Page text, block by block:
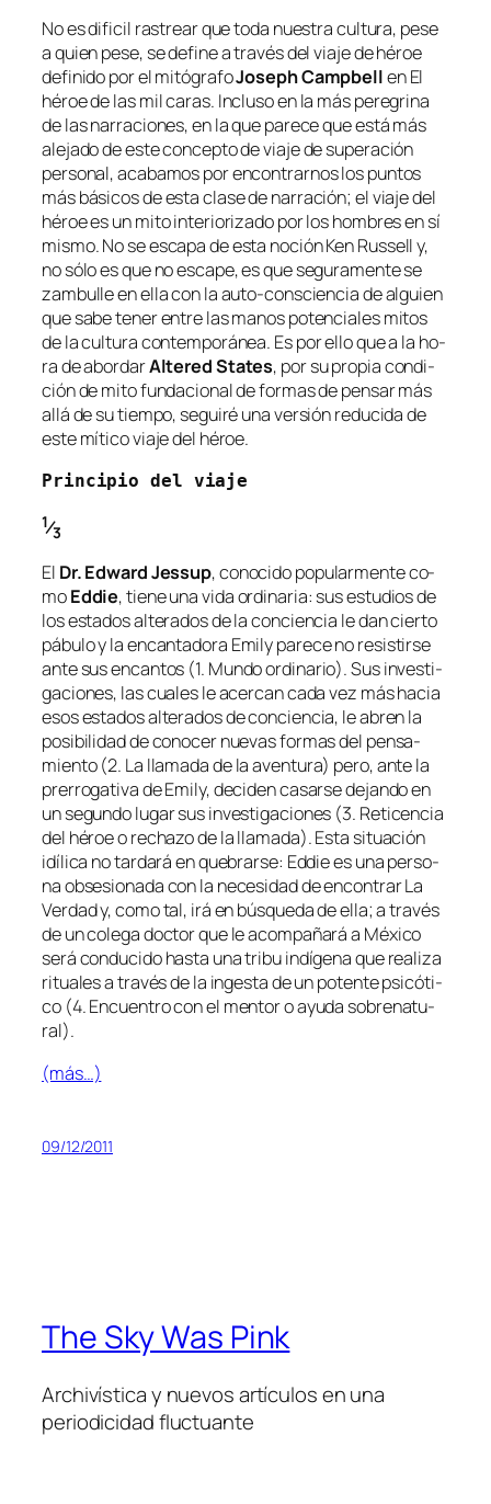
No es di­fi­cil ras­trear que to­da nues­tra cul­tu­ra, pe­se
a quien pe­se, se de­fi­ne a tra­vés del via­je de hé­roe
de­fi­ni­do por el mi­tó­gra­foJoseph CampbellenEl
hé­roe de las mil ca­ras. Incluso en la más pe­re­gri­na
de las na­rra­cio­nes, en la que pa­re­ce que es­tá más
ale­ja­do de es­te con­cep­to de via­je de su­pera­ción
per­so­nal, aca­ba­mos por en­con­trar­nos los pun­tos
más bá­si­cos de es­ta cla­se de na­rra­ción; el via­je del
hé­roe es un mi­to in­te­rio­ri­za­do por los hom­bres en sí
mis­mo. No se es­ca­pa de es­ta no­ción Ken Russell y,
no só­lo es que no es­ca­pe, es que se­gu­ra­men­te se
zam­bu­lle en ella con la auto-consciencia de al­guien
que sa­be te­ner en­tre las ma­nos po­ten­cia­les mi­tos
de la cul­tu­ra con­tem­po­rá­nea. Es por ello que a la ho­
ra de abor­darAltered States, por su pro­pia con­di­
ción de mi­to fun­da­cio­nal de for­mas de pen­sar más
allá de su tiem­po, se­gui­ré una ver­sión re­du­ci­da de
es­te mí­ti­co via­je del héroe.
Principio del viaje
1⁄3
El Dr. Edward Jessup, co­no­ci­do po­pu­lar­men­te co­
moEddie, tie­ne una vi­daor­di­na­ria: sus es­tu­dios de
los es­ta­dos al­te­ra­dos de la con­cien­cia le dan cier­to
pá­bu­lo y la en­can­ta­do­ra Emilypa­re­ce no re­sis­tir­se
an­te sus en­can­tos (1. Mundo or­di­na­rio). Sus in­ves­ti­
ga­cio­nes, las cua­les le acer­can ca­da vez más ha­cia
esos es­ta­dos al­te­ra­dos de con­cien­cia, le abren la
po­si­bi­li­dad de co­no­cer nue­vas for­mas del pen­sa­
mien­to (2. La lla­ma­da de la aven­tu­ra) pe­ro, an­te la
pre­rro­ga­ti­va de Emily, de­ci­den ca­sar­se de­jan­do en
un se­gun­do lu­gar sus in­ves­ti­ga­cio­nes (3. Reticencia
del hé­roe o re­cha­zo de la lla­ma­da). Esta si­tua­ción
idí­li­ca no tar­da­rá en que­brar­se: Eddie es una per­so­
na ob­se­sio­na­da con la ne­ce­si­dad de en­con­trar La
Verdad y, co­mo tal, irá en bús­que­da de ella; a tra­vés
de un co­le­ga doc­tor que le acom­pa­ña­rá a México
se­rá con­du­ci­do has­ta una tri­bu in­dí­ge­na que rea­li­za
ri­tua­les a tra­vés de la in­ges­ta de un po­ten­te psi­có­ti­
co (4. Encuentro con el men­tor o ayu­da so­bre­na­tu­
ral).
(más…)
09/12/2011
The Sky Was Pink
Archivística y nuevos artículos en una
periodicidad fluctuante